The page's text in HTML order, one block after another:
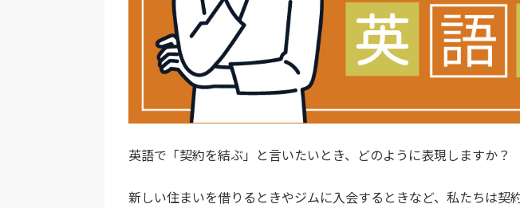
英語で「契約を結ぶ」と言いたいとき、どのように表現しますか？
新しい住まいを借りるときやジムに入会するときなど、私たちは契